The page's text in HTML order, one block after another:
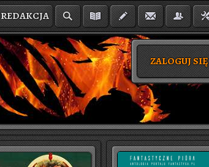
REDAKCJA
ZALOGUJ SIĘ